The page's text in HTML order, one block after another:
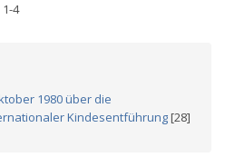
4
1980 über die
Kindesentführung[28]